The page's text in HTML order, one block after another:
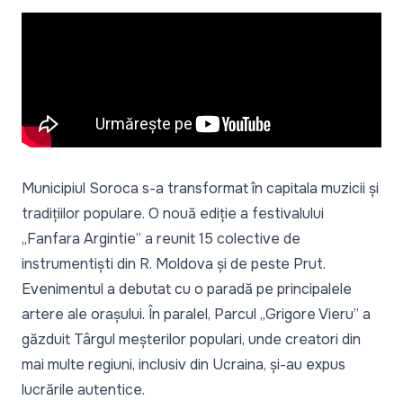
Municipiul Soroca s-a transformat în capitala muzicii și
tradițiilor populare. O nouă ediție a festivalului
„Fanfara Argintie” a reunit 15 colective de
instrumentiști din R. Moldova și de peste Prut.
Evenimentul a debutat cu o paradă pe principalele
artere ale orașului. În paralel, Parcul „Grigore Vieru” a
găzduit Târgul meșterilor populari, unde creatori din
mai multe regiuni, inclusiv din Ucraina, și-au expus
lucrările autentice.